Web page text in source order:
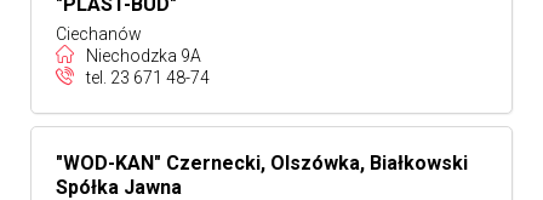
Ciechanów
Niechodzka 9A
tel. 23 671 48-74
"WOD-KAN" Czernecki, Olszówka, Białkowski
Spółka Jawna